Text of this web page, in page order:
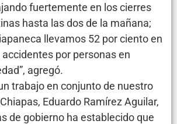
fuertemente en los cierres
hasta las dos de la mañana;
llevamos 52 por ciento en
por personas en
agregó.
trabajo en conjunto de nuestro
Eduardo Ramírez Aguilar,
de gobierno ha establecido que